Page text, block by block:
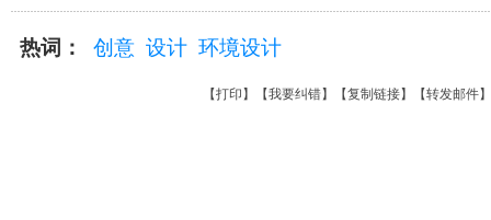
热词： 创意 设计 环境设计
【打印 】【我要纠错】【复制链接】【转发邮件